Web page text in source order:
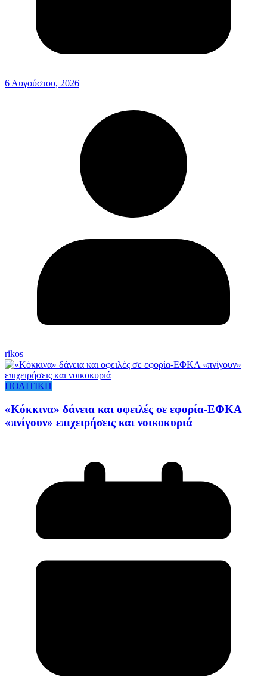
6 Αυγούστου, 2026
rikos
ΠΟΛΙΤΙΚΗ
«Κόκκινα» δάνεια και οφειλές σε εφορία-ΕΦΚΑ
«πνίγουν» επιχειρήσεις και νοικοκυριά